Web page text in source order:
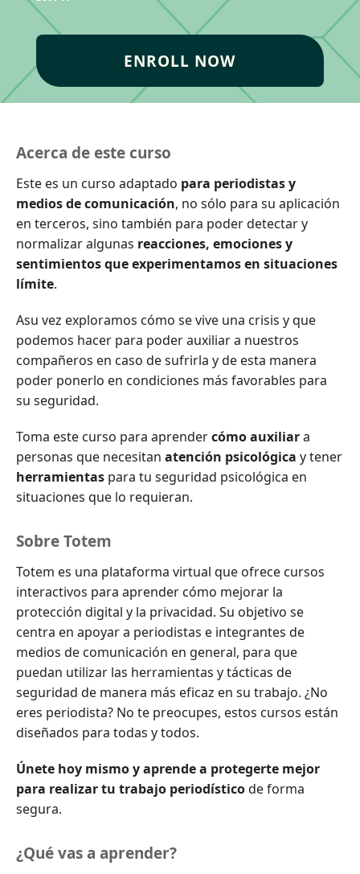
ENROLL NOW
Acerca de este curso
Este es un curso adaptado para periodistas y
medios de comunicación, no sólo para su aplicación
en terceros, sino también para poder detectar y
normalizar algunas reacciones, emociones y
sentimientos que experimentamos en situaciones
límite.
Asu vez exploramos cómo se vive una crisis y que
podemos hacer para poder auxiliar a nuestros
compañeros en caso de sufrirla y de esta manera
poder ponerlo en condiciones más favorables para
su seguridad.
Toma este curso para aprendercómo auxiliara
personas que necesitan atención psicológica y tener
herramientas para tu seguridad psicológica en
situaciones que lo requieran.
Sobre Totem
Totem es una plataforma virtual que ofrece cursos
interactivos para aprender cómo mejorar la
protección digital y la privacidad. Su objetivo se
centra en apoyar a periodistas e integrantes de
medios de comunicación en general, para que
puedan utilizar las herramientas y tácticas de
seguridad de manera más eficaz en su trabajo. ¿No
eres periodista? No te preocupes, estos cursos están
diseñados para todas y todos.
Únete hoy mismo y aprende a protegerte mejor
para realizar tu trabajo periodísticode forma
segura.
¿Qué vas a aprender?